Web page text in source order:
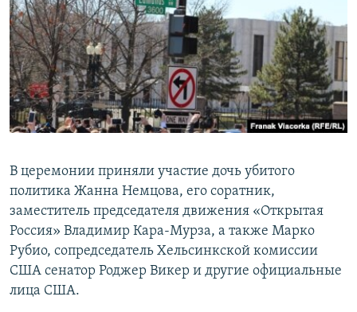
В церемонии приняли участие дочь убитого
политика Жанна Немцова, его соратник,
заместитель председателя движения «Открытая
Россия» Владимир Кара-Мурза, а также Марко
Рубио, сопредседатель Хельсинкской комиссии
США сенатор Роджер Викер и другие официальные
лица США.